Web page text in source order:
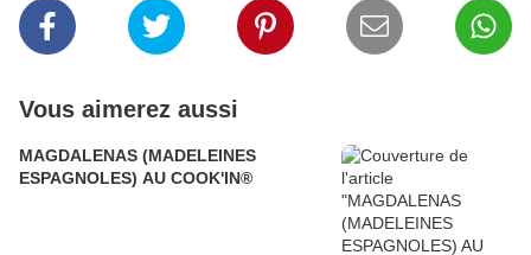
Vous aimerez aussi
MAGDALENAS (MADELEINES
ESPAGNOLES) AU COOK'IN®